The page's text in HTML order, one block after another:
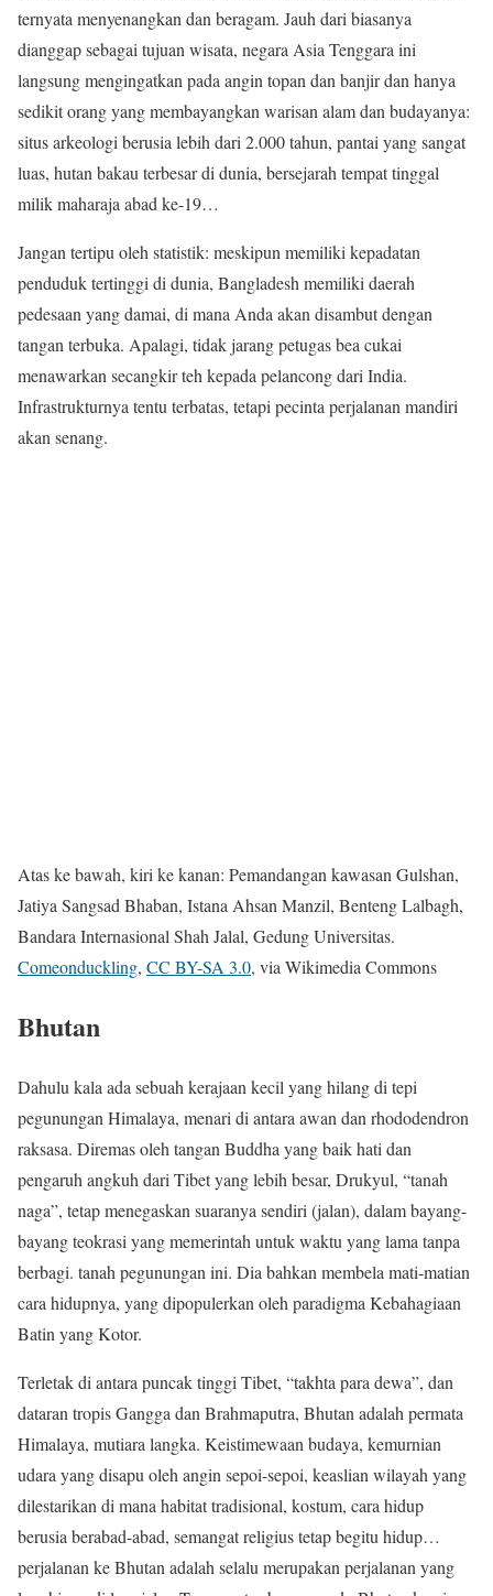
ternyata menyenangkan dan beragam. Jauh dari biasanya
dianggap sebagai tujuan wisata, negara Asia Tenggara ini
langsung mengingatkan pada angin topan dan banjir dan hanya
sedikit orang yang membayangkan warisan alam dan budayanya:
situs arkeologi berusia lebih dari 2.000 tahun, pantai yang sangat
luas, hutan bakau terbesar di dunia, bersejarah tempat tinggal
milik maharaja abad ke-19…
Jangan tertipu oleh statistik: meskipun memiliki kepadatan
penduduk tertinggi di dunia, Bangladesh memiliki daerah
pedesaan yang damai, di mana Anda akan disambut dengan
tangan terbuka. Apalagi, tidak jarang petugas bea cukai
menawarkan secangkir teh kepada pelancong dari India.
Infrastrukturnya tentu terbatas, tetapi pecinta perjalanan mandiri
akan senang.
Atas ke bawah, kiri ke kanan: Pemandangan kawasan Gulshan,
Jatiya Sangsad Bhaban, Istana Ahsan Manzil, Benteng Lalbagh,
Bandara Internasional Shah Jalal, Gedung Universitas.
Comeonduckling, CC BY-SA 3.0, via Wikimedia Commons
Bhutan
Dahulu kala ada sebuah kerajaan kecil yang hilang di tepi
pegunungan Himalaya, menari di antara awan dan rhododendron
raksasa. Diremas oleh tangan Buddha yang baik hati dan
pengaruh angkuh dari Tibet yang lebih besar, Drukyul, “tanah
naga”, tetap menegaskan suaranya sendiri (jalan), dalam bayang-
bayang teokrasi yang memerintah untuk waktu yang lama tanpa
berbagi. tanah pegunungan ini. Dia bahkan membela mati-matian
cara hidupnya, yang dipopulerkan oleh paradigma Kebahagiaan
Batin yang Kotor.
Terletak di antara puncak tinggi Tibet, “takhta para dewa”, dan
dataran tropis Gangga dan Brahmaputra, Bhutan adalah permata
Himalaya, mutiara langka. Keistimewaan budaya, kemurnian
udara yang disapu oleh angin sepoi-sepoi, keaslian wilayah yang
dilestarikan di mana habitat tradisional, kostum, cara hidup
berusia berabad-abad, semangat religius tetap begitu hidup…
perjalanan ke Bhutan adalah selalu merupakan perjalanan yang